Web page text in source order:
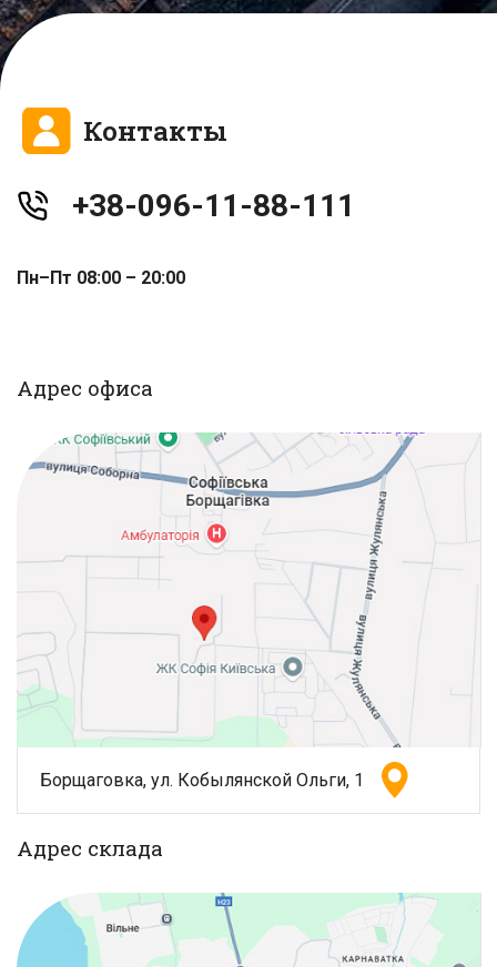
Контакты
+38-096-11-88-111
Пн–Пт 08:00 – 20:00
Адрес офиса
Борщаговка, ул. Кобылянской Ольги, 1
Адрес склада